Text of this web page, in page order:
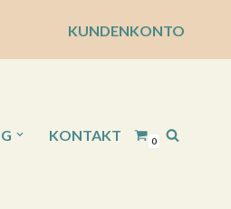
KUNDENKONTO
KONTAKT 0